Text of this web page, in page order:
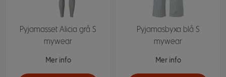
Pyjamasset Alicia grå S
mywear
Mer info
Pyjamasbyxa blå S
mywear
Mer info